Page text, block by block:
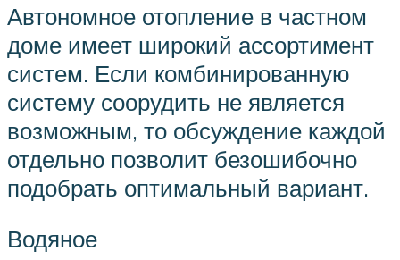
Автономное отопление в частном
доме имеет широкий ассортимент
систем. Если комбинированную
систему соорудить не является
возможным, то обсуждение каждой
отдельно позволит безошибочно
подобрать оптимальный вариант.
Водяное